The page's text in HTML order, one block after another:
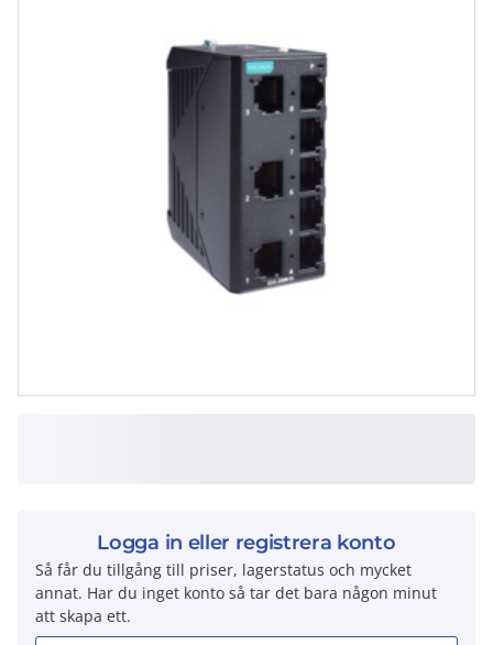
Logga in eller registrera konto
Så får du tillgång till priser, lagerstatus och mycket
annat. Har du inget konto så tar det bara någon minut
att skapa ett.